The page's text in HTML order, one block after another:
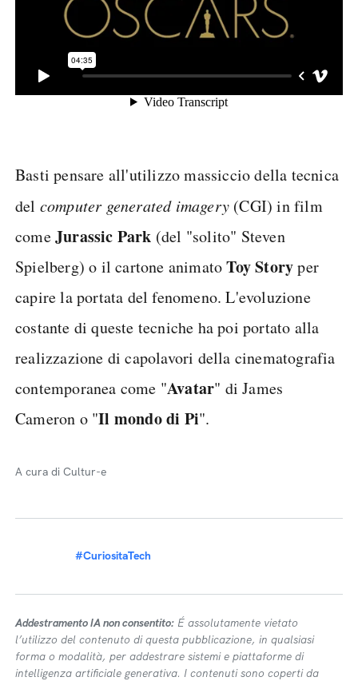
Basti pensare all'utilizzo massiccio della tecnica
del computer generated imagery (CGI) in film
comeJurassic Park (del "solito" Steven
Spielberg) o il cartone animatoToy Storyper
capire la portata del fenomeno. L'evoluzione
costante di queste tecniche ha poi portato alla
realizzazione di capolavori della cinematografia
contemporanea come "Avatar" di James
Cameron o "Il mondo di Pi".
A cura di Cultur-e
#CuriositaTech
Addestramento IA non consentito: É assolutamente vietato
l’utilizzo del contenuto di questa pubblicazione, in qualsiasi
forma o modalità, per addestrare sistemi e piattaforme di
intelligenza artificiale generativa. I contenuti sono coperti da